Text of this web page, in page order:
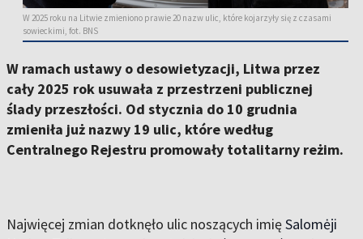
W 2025 roku na Litwie zmieniono prawie 20 nazw ulic, które kojarzyły się z czasami
sowieckimi, fot. BNS
W ramach ustawy o desowietyzacji, Litwa przez
cały 2025 rok usuwała z przestrzeni publicznej
ślady przeszłości. Od stycznia do 10 grudnia
zmieniła już nazwy 19 ulic, którewedług
Centralnego Rejestru promowały totalitarny reżim.
Najwięcej zmian dotknęło ulic noszących imięSalomėji